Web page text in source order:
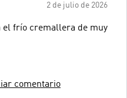
2 de julio de 2026
el frío cremallera de muy
comentario